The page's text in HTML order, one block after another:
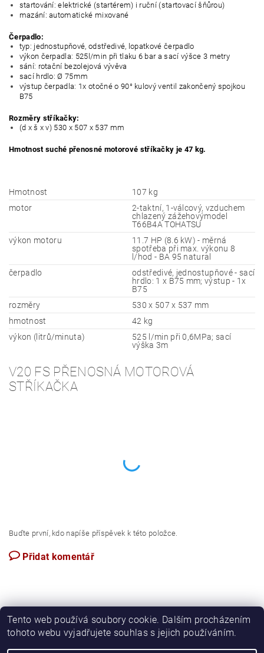
startování: elektrické (startérem) i ruční (startovací šňůrou)
mazání: automatické mixované
Čerpadlo:
typ: jednostupňové, odstředivé, lopatkové čerpadlo
výkon čerpadla: 525l/min při tlaku 6 bar a sací výšce 3 metry
sání: rotační bezolejová vývěva
sací hrdlo: Ø 75mm
výstup čerpadla: 1x otočné o 90° kulový ventil zakončený spojkou
B75
Rozměry stříkačky:
(d x š x v) 530 x 507 x 537 mm
Hmotnost suché přenosné motorové stříkačky je 47 kg.
Hmotnost
107 kg
motor
2-taktní, 1-válcový, vzduchem
chlazený zážehovýmodel
T66B4A TOHATSU
výkon motoru
11.7 HP (8.6 kW) - měrná
spotřeba při max. výkonu 8
l/hod - BA 95 natural
čerpadlo
odstředivé, jednostupňové - sací
hrdlo: 1 x B75 mm; výstup - 1x
B75
rozměry
530 x 507 x 537 mm
hmotnost
42 kg
výkon (litrů/minuta)
525 l/min při 0,6MPa; sací
výška 3m
V20 FS PŘENOSNÁ MOTOROVÁ
STŘÍKAČKA
Buďte první, kdo napíše příspěvek k této položce.
Přidat komentář
Tento web používá soubory cookie. Dalším procházením
tohoto webu vyjadřujete souhlas s jejich používáním.